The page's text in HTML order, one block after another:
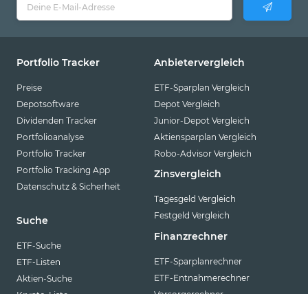
Portfolio Tracker
Preise
Depotsoftware
Dividenden Tracker
Portfolioanalyse
Portfolio Tracker
Portfolio Tracking App
Datenschutz & Sicherheit
Suche
ETF-Suche
ETF-Listen
Aktien-Suche
Anbietervergleich
ETF-Sparplan Vergleich
Depot Vergleich
Junior-Depot Vergleich
Aktiensparplan Vergleich
Robo-Advisor Vergleich
Zinsvergleich
Tagesgeld Vergleich
Festgeld Vergleich
Finanzrechner
ETF-Sparplanrechner
ETF-Entnahmerechner